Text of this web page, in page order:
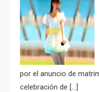
por el anuncio de
celebración de […]